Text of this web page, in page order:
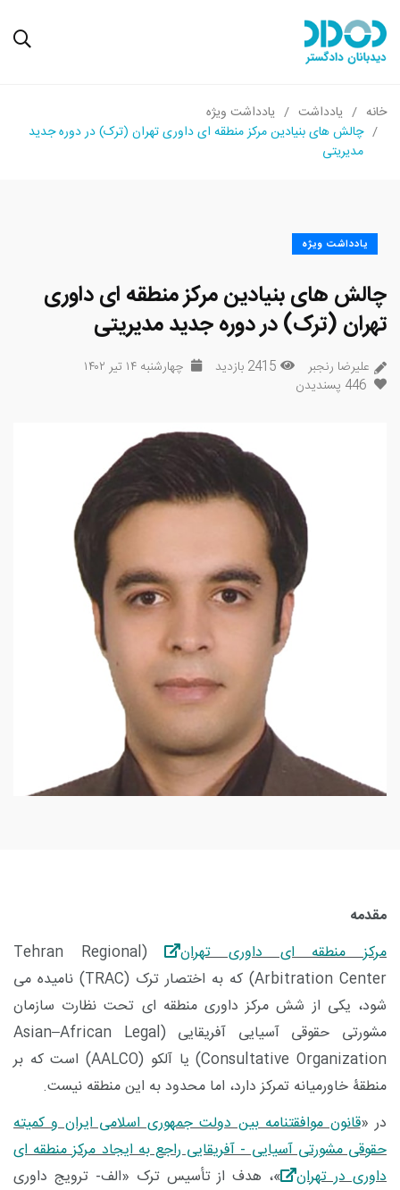
خانه یادداشت
یادداشت ویژه
چالش های بنیادین مرکز منطقه ای داوری تهران (ترک) در دوره جدید
مدیریتی
یادداشت ویژه
چالش های بنیادین مرکز منطقه ای داوری
تهران (ترک) در دوره جدید مدیریتی
علیرضا رنجبر 2415 بازدید
چهارشنبه ۱۴ تیر ۱۴۰۲
446 پسندیدن
مقدمه
مرکز منطقه ای داوری تهران
(
Tehran Regional
Arbitration Center) که به اختصار ترک (TRAC) نامیده می
شود، یکی از شش مرکز داوری منطقه ای تحت نظارت سازمان
مشورتی حقوقی آسیایی آفریقایی (Asian–African Legal
Consultative Organization) یا آلکو (AALCO) است که بر
منطقۀ خاورمیانه تمرکز دارد، اما محدود به این منطقه نیست.
در «قانون موافقتنامه بین دولت جمهوری اسلامی ایران و کمیته
حقوقی مشورتی آسیایی - آفریقایی راجع به ایجاد مرکز منطقه ای
داوری در تهران
»، هدف از تأسیس ترک «الف- ترویج داوری